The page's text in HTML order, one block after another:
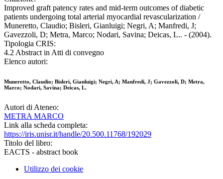
Improved graft patency rates and mid-term outcomes of diabetic
patients undergoing total arterial myocardial revascularization /
Muneretto, Claudio; Bisleri, Gianluigi; Negri, A; Manfredi, J;
Gavezzoli, D; Metra, Marco; Nodari, Savina; Deicas, L.. - (2004).
Tipologia CRIS:
4.2 Abstract in Atti di convegno
Elenco autori:
Muneretto, Claudio; Bisleri, Gianluigi; Negri, A; Manfredi, J; Gavezzoli, D; Metra,
Marco; Nodari, Savina; Deicas, L.
Autori di Ateneo:
METRA MARCO
Link alla scheda completa:
https://iris.unisr.it/handle/20.500.11768/192029
Titolo del libro:
EACTS - abstract book
Utilizzo dei cookie